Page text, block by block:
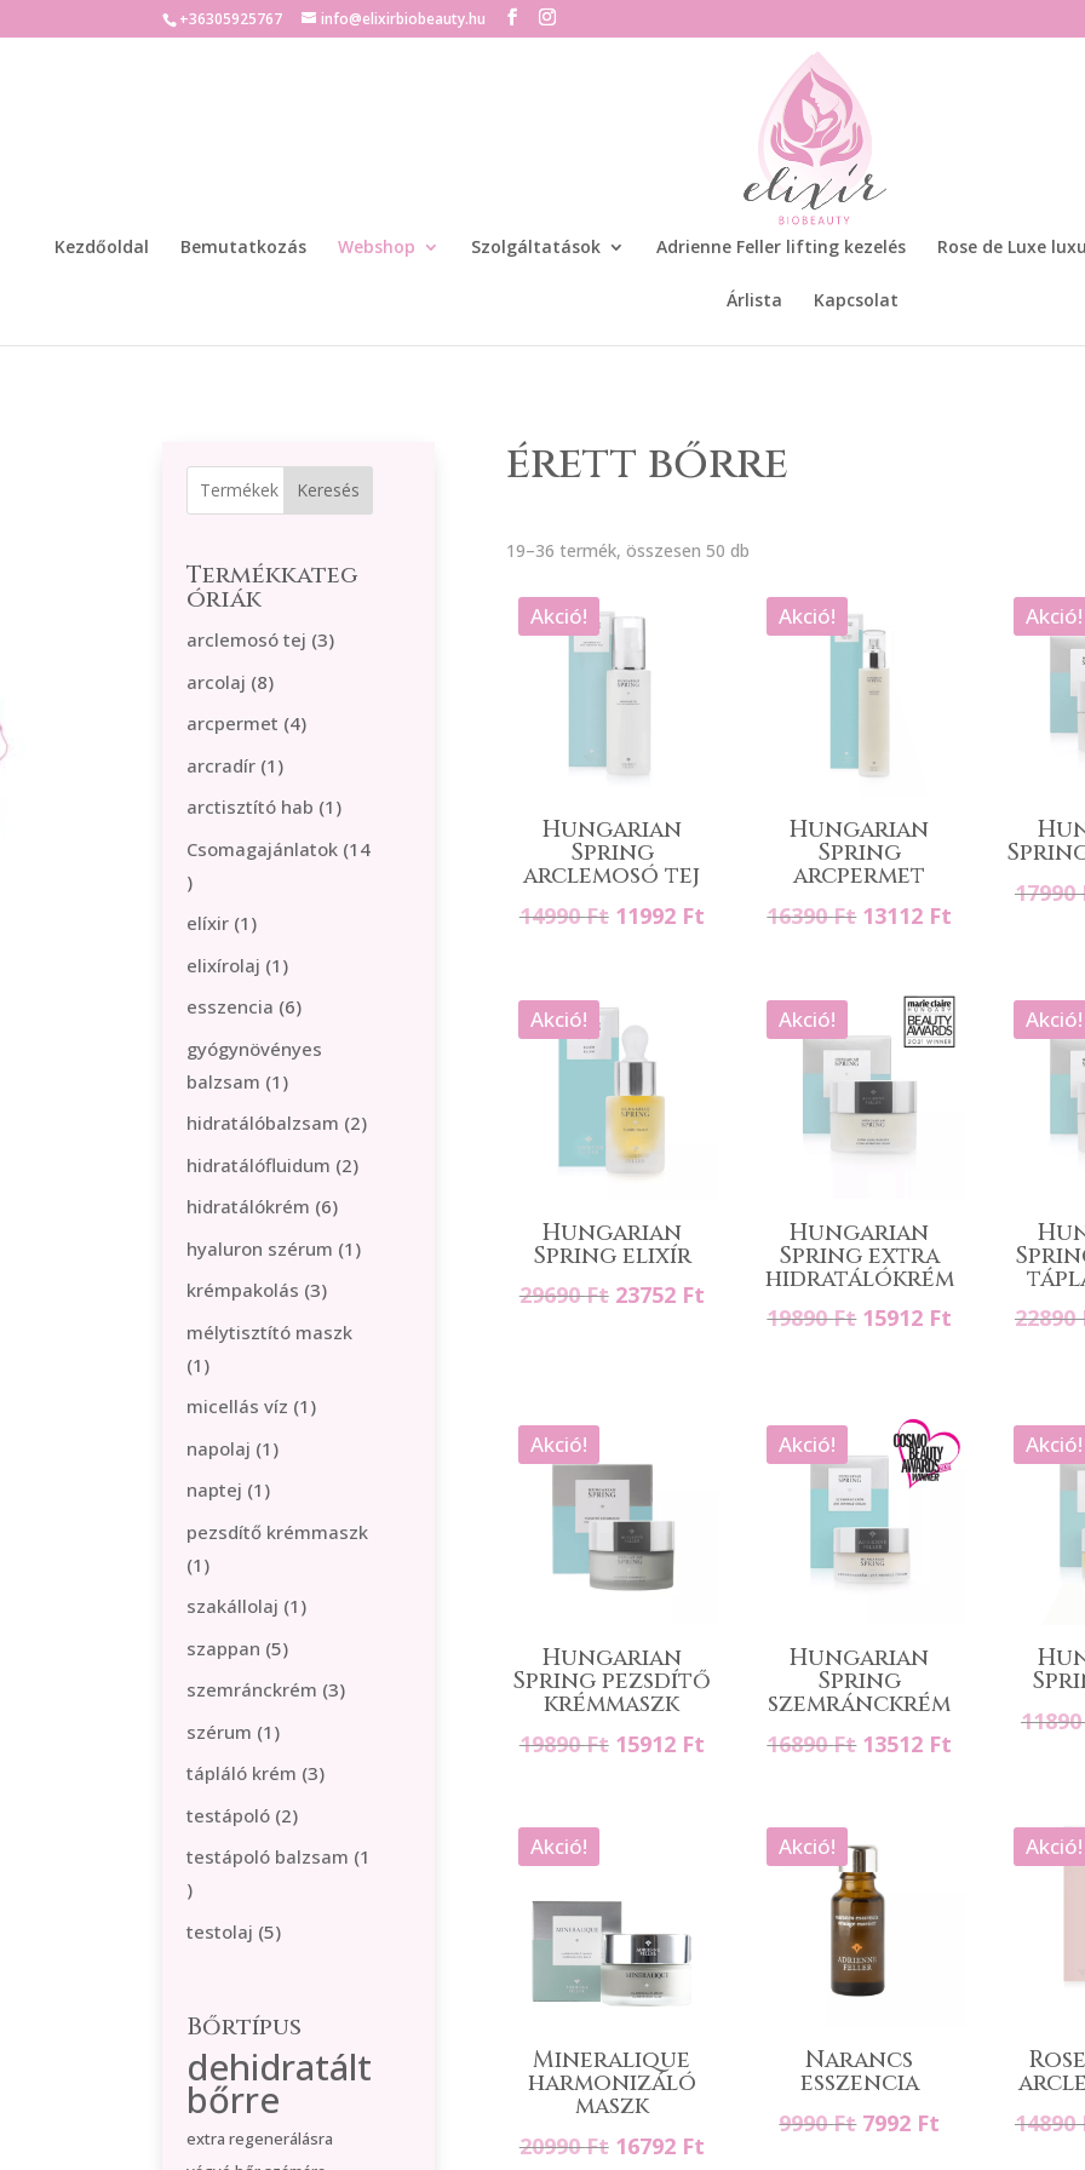
+36305925767 info@elixirbiobeauty.hu
Kezdőoldal Bemutatkozás Webshop Szolgáltatások Adrienne Feller lifting kezelés Rose de Luxe
Árlista Kapcsolat
Keresés
Termékkateg
óriák
arclemosó tej 33
arcolaj 88
termék
arcpermet 44
arcradír 1 1
termék
arctisztító hab 1 1
termék
Csomagajánlatok 14
14
termék
elíxir 1 1
termék
elixírolaj 1 1
termék
esszencia 66
gyógynövényes
balzsam 1 1
termék
hidratálóbalzsam 22
hidratálófluidum 22
hidratálókrém 66
termék
hyaluron szérum 1 1
krémpakolás 33
termék
mélytisztító maszk
1 1
termék
micellás víz 1 1
napolaj 1 1
naptej 1 1
termék
pezsdítő krémmaszk
1 1
termék
szakállolaj 1 1
szappan 55
termék
szemránckrém 33
szérum 1 1
termék
tápláló krém 33
testápoló 22
termék
testápoló balzsam 1
1
termék
testolaj 55
Bőrtípus
dehidratált
bőrre
extra regenerálásra
érett bőrre
19–36 termék, összesen 50 db
Akció!
Hungarian
Spring
arclemosó tej
14990Ft Original
14990 Ft.
11992 FtCurrent
11992 Ft.
Akció!
Hungarian
Spring
arcpermet
16390Ft Original
16390 Ft.
13112 Ft
13112 Ft.
Akció!
17990
Akció!
Hungarian
Spring elixír
29690Ft Original
23752 FtCurrent
Akció!
Hungarian
Spring extra
hidratálókrém
19890Ft Original
19890 Ft.
15912 Ft Current
Akció!
22890
Akció!
Hungarian
Spring pezsdítő
krémmaszk
19890Ft Original
15912 FtCurrent
15912 Ft.
Akció!
Hungarian
Spring
szemránckrém
16890Ft Original
13512 Ft
13512 Ft.
Akció!
Akció!
Mineralique
harmonizáló
maszk
20990Ft Original
16792 FtCurrent
Akció!
Narancs
esszencia
9990Ft Original
7992 Ft Current
Akció!
14890